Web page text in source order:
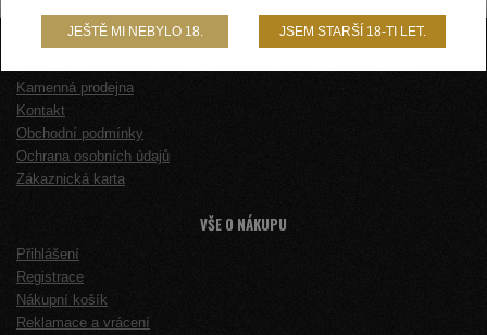
Kamenná prodejna
Kontakt
Obchodní podmínky
Ochrana osobních údajů
Zákaznická karta
VŠE O NÁKUPU
Přihlášení
Registrace
Nákupní košík
Reklamace a vrácení
JEŠTĚ MI NEBYLO 18. JSEM STARŠÍ 18-TI LET.